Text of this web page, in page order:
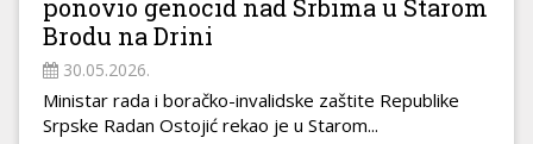
ponovio genocid nad Srbima u Starom
Brodu na Drini
30.05.2026.
Ministar rada i boračko-invalidske zaštite Republike
Srpske Radan Ostojić rekao je u Starom...